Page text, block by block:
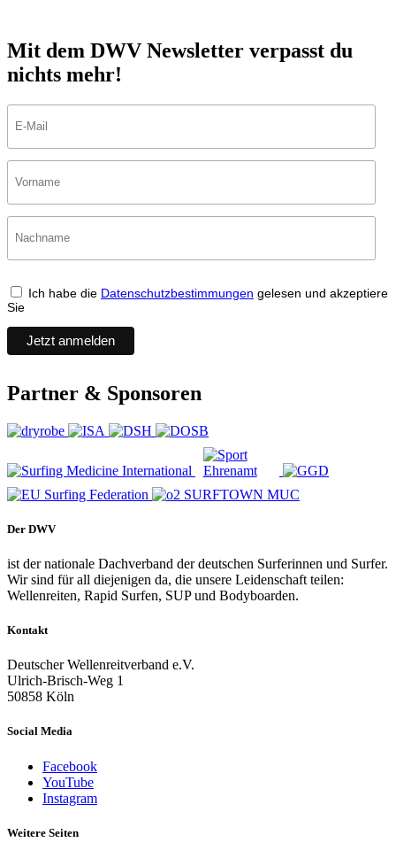
Mit dem DWV Newsletter verpasst du
nichts mehr!
Ich habe die Datenschutzbestimmungen gelesen und akzeptiere
Sie
Partner & Sponsoren
Der DWV
ist der nationale Dachverband der deutschen Surferinnen und Surfer.
Wir sind für all diejenigen da, die unsere Leidenschaft teilen:
Wellenreiten, Rapid Surfen, SUP und Bodyboarden.
Kontakt
Deutscher Wellenreitverband e.V.
Ulrich-Brisch-Weg 1
50858 Köln
Social Media
Facebook
YouTube
Instagram
Weitere Seiten